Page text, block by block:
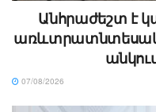
Անհրաժեշտ է
07/08/2026